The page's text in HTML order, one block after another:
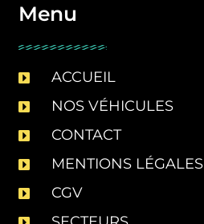
Menu
ACCUEIL
NOS VÉHICULES
CONTACT
MENTIONS LÉGALES
CGV